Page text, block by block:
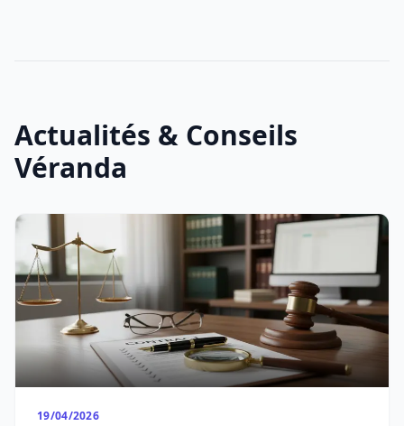
Actualités & Conseils
Véranda
19/04/2026